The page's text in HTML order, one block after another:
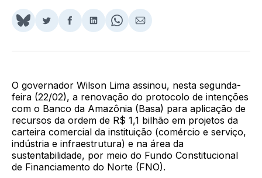
Share
BlueSky
Compartilhar
Twitter
Compartilhar
Facebook
Compartilhar
LinkedIn
Share
WhatsApp
Compartilhar
Email
O governador Wilson Lima assinou, nesta segunda-
feira (22/02), a renovação do protocolo de intenções
com o Banco da Amazônia (Basa) para aplicação de
recursos da ordem de R$ 1,1 bilhão em projetos da
carteira comercial da instituição (comércio e serviço,
indústria e infraestrutura) e na área da
sustentabilidade, por meio do Fundo Constitucional
de Financiamento do Norte (FNO).